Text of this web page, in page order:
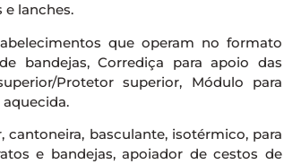
e lanches.
que operam no formato
bandejas, Corrediça para apoio das
Protetor superior, Módulo para
cantoneira, basculante, isotérmico, para
e bandejas, apoiador de cestos de